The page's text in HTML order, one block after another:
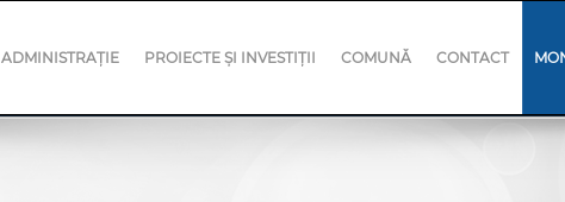
ADMINISTRAȚIE PROIECTE ȘI INVESTIȚII COMUNĂ CONTACT